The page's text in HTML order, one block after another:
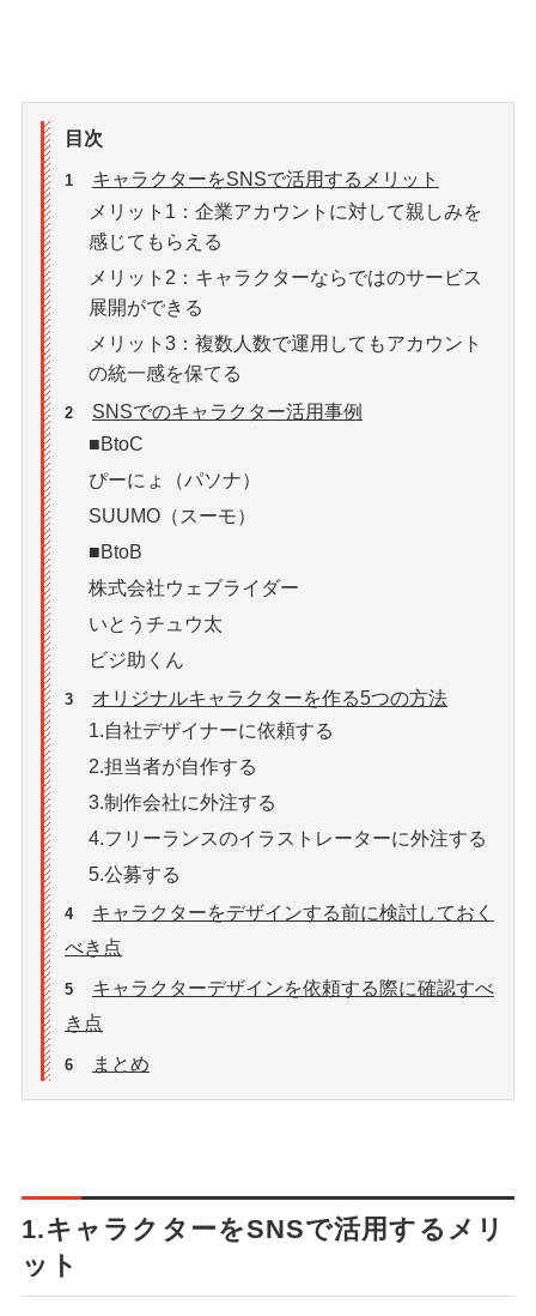
目次
1
キャラクターをSNSで活用するメリット
メリット1：企業アカウントに対して親しみを
感じてもらえる
メリット2：キャラクターならではのサービス
展開ができる
メリット3：複数人数で運用してもアカウント
の統一感を保てる
2
SNSでのキャラクター活用事例
■BtoC
ぴーにょ（パソナ）
SUUMO（スーモ）
■BtoB
株式会社ウェブライダー
いとうチュウ太
ビジ助くん
3
オリジナルキャラクターを作る5つの方法
1.自社デザイナーに依頼する
2.担当者が自作する
3.制作会社に外注する
4.フリーランスのイラストレーターに外注する
5.公募する
4
キャラクターをデザインする前に検討しておく
べき点
5
キャラクターデザインを依頼する際に確認すべ
き点
6 まとめ
1.キャラクターをSNSで活用するメリ
ット